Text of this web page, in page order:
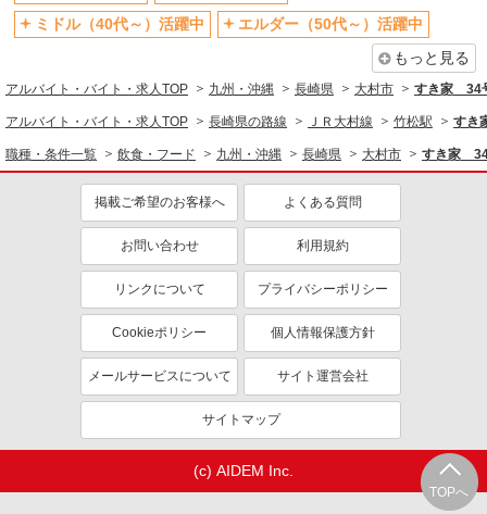
社会保険あり
まかない・食事補助
社員登用あり
TOPへ
ミドル（40代～）活躍中
エルダー（50代～）活躍中
もっと見る
アルバイト・バイト・求人TOP 九州・沖縄 長崎県 大村市 すき家 34
アルバイト・バイト・求人TOP 長崎県の路線 ＪＲ大村線 竹松駅 すき
職種・条件一覧 飲食・フード 九州・沖縄 長崎県 大村市 すき家 34
掲載ご希望のお客様へ よくある質問
お問い合わせ 利用規約
リンクについて プライバシーポリシー
Cookieポリシー 個人情報保護方針
メールサービスについて サイト運営会社
サイトマップ
(c) AIDEM Inc.